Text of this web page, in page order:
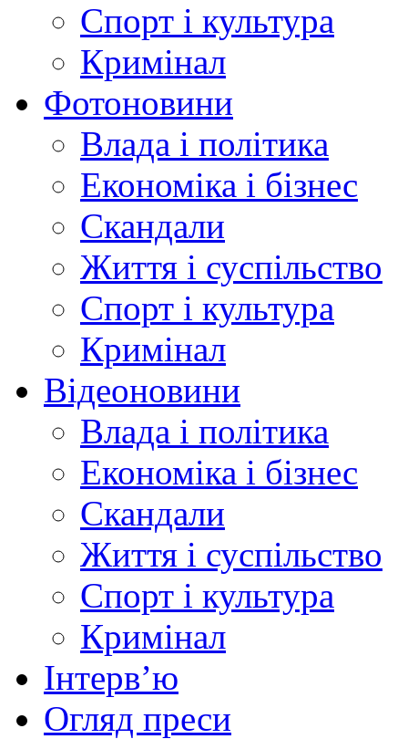
Спорт і культура
Кримінал
Фотоновини
Влада і політика
Економіка і бізнес
Скандали
Життя і суспільство
Спорт і культура
Кримінал
Відеоновини
Влада і політика
Економіка і бізнес
Скандали
Життя і суспільство
Спорт і культура
Кримінал
Інтерв’ю
Огляд преси